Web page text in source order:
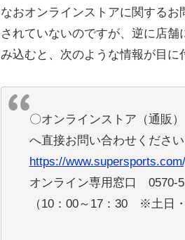
なおオンラインストアに関する
されていないのですが、逆に店
み込むと、次のような情報が目に
〇オンラインストア（通販
へ直接お問い合わせくださ
https://
オンライン専用窓口 0570-
（10：00～17：30 ※土日